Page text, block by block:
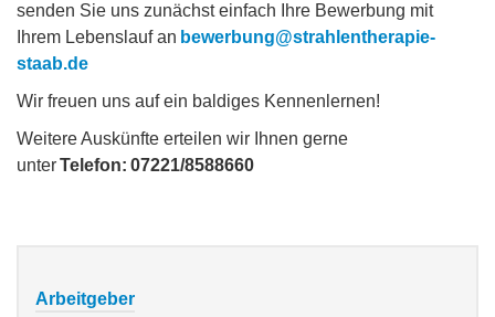
senden Sie uns zunächst einfach Ihre Bewerbung mit
Ihrem Lebenslauf an bewerbung@strahlentherapie-
staab.de
Wir freuen uns auf ein baldiges Kennenlernen!
Weitere Auskünfte erteilen wir Ihnen gerne
unterTelefon: 07221/8588660
Arbeitgeber